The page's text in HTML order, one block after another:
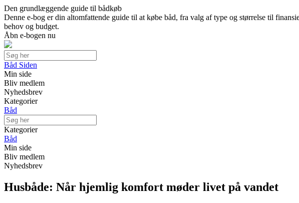
Den grundlæggende guide til bådkøb
Denne e-bog er din altomfattende guide til at købe båd, fra valg af type og størrelse til
behov og budget.
Åbn e-bogen nu
Båd Siden
Min side
Bliv medlem
Nyhedsbrev
Kategorier
Båd
Kategorier
Båd
Min side
Bliv medlem
Nyhedsbrev
Husbåde: Når hjemlig komfort møder livet på vandet